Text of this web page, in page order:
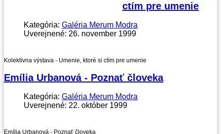
ctím pre umenie
Kategória: Galéria Merum Modra
Uverejnené: 26. november 1999
Kolektívna výstava - Umenie, ktoré si ctím pre umenie
Emília Urbanová - Poznať človeka
Kategória: Galéria Merum Modra
Uverejnené: 22. október 1999
Emília Urbanová - Poznať človeka